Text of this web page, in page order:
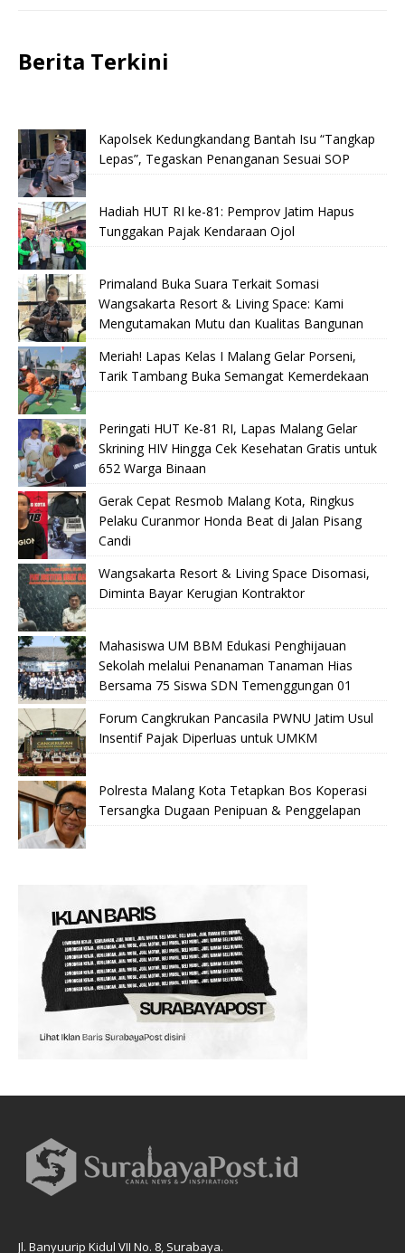
Berita Terkini
Kapolsek Kedungkandang Bantah Isu “Tangkap
Lepas”, Tegaskan Penanganan Sesuai SOP
Hadiah HUT RI ke-81: Pemprov Jatim Hapus
Tunggakan Pajak Kendaraan Ojol
Primaland Buka Suara Terkait Somasi
Wangsakarta Resort & Living Space: Kami
Mengutamakan Mutu dan Kualitas Bangunan
Meriah! Lapas Kelas I Malang Gelar Porseni,
Tarik Tambang Buka Semangat Kemerdekaan
Peringati HUT Ke-81 RI, Lapas Malang Gelar
Skrining HIV Hingga Cek Kesehatan Gratis untuk
652 Warga Binaan
Gerak Cepat Resmob Malang Kota, Ringkus
Pelaku Curanmor Honda Beat di Jalan Pisang
Candi
Wangsakarta Resort & Living Space Disomasi,
Diminta Bayar Kerugian Kontraktor
Mahasiswa UM BBM Edukasi Penghijauan
Sekolah melalui Penanaman Tanaman Hias
Bersama 75 Siswa SDN Temenggungan 01
Forum Cangkrukan Pancasila PWNU Jatim Usul
Insentif Pajak Diperluas untuk UMKM
Polresta Malang Kota Tetapkan Bos Koperasi
Tersangka Dugaan Penipuan & Penggelapan
Jl. Banyuurip Kidul VII No. 8, Surabaya.